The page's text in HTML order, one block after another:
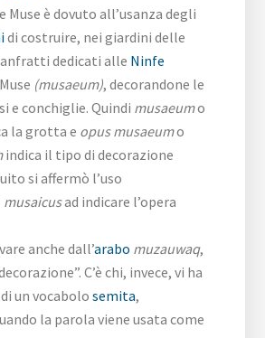
è dovuto all’usanza degli
di costruire, nei giardini delle
dedicati alle Ninfe
(musaeum), decorandone le
e conchiglie. Quindi musaeumo
la grotta e opus musaeumo
indica il tipo di decorazione
si affermò l’uso
musaicusad indicare l’opera
anche dall’arabo muzauwaq,
C’è chi, invece, vi ha
un vocabolosemita,
la parola viene usata come